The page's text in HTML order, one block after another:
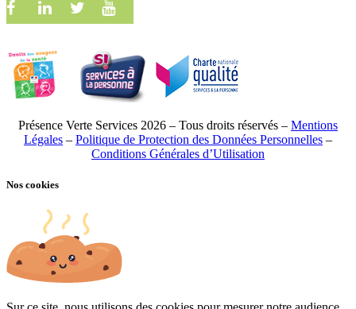
Présence Verte Services 2026 – Tous droits réservés – Mentions
Légales – Politique de Protection des Données Personnelles –
Conditions Générales d’Utilisation
Nos cookies